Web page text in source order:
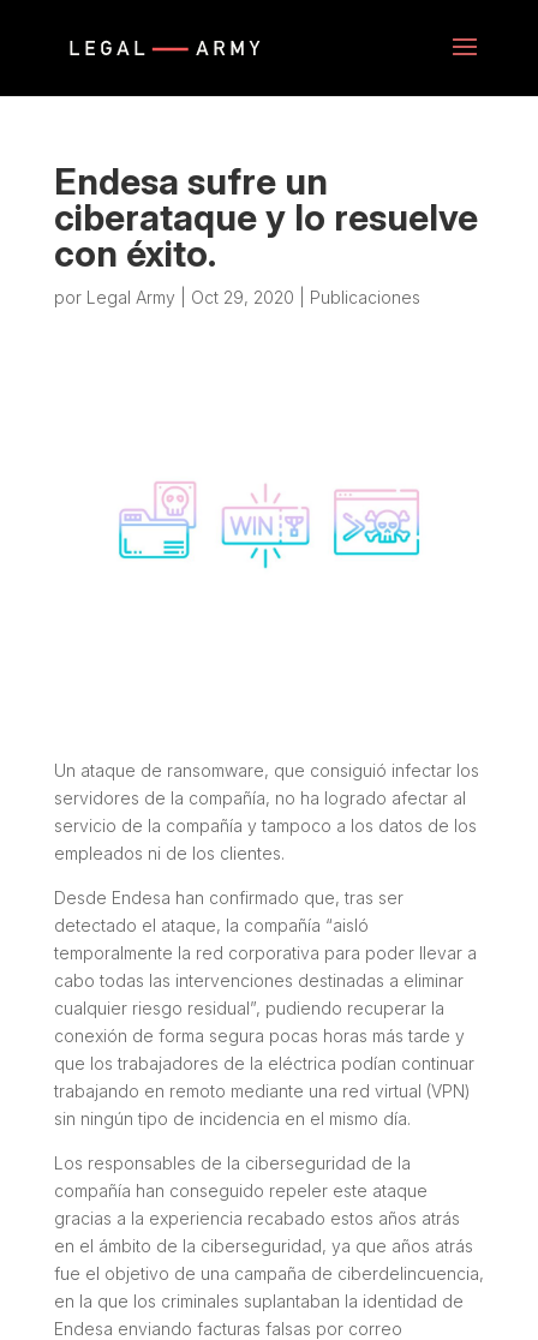
Endesa sufre un
ciberataque y lo resuelve
con éxito.
por Legal Army Oct 29, 2020 Publicaciones
Un ataque de ransomware, que consiguió infectar los
servidores de la compañía, no ha logrado afectar al
servicio de la compañía y tampoco a los datos de los
empleados ni de los clientes.
Desde Endesa han confirmado que, tras ser
detectado el ataque, la compañía “aisló
temporalmente la red corporativa para poder llevar a
cabo todas las intervenciones destinadas a eliminar
cualquier riesgo residual”, pudiendo recuperar la
conexión de forma segura pocas horas más tarde y
que los trabajadores de la eléctrica podían continuar
trabajando en remoto mediante una red virtual (VPN)
sin ningún tipo de incidencia en el mismo día.
Los responsables de la ciberseguridad de la
compañía han conseguido repeler este ataque
gracias a la experiencia recabado estos años atrás
en el ámbito de la ciberseguridad, ya que años atrás
fue el objetivo de una campaña de ciberdelincuencia,
en la que los criminales suplantaban la identidad de
Endesa enviando facturas falsas por correo